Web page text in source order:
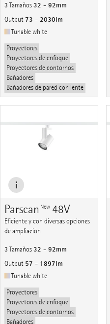
3 Tamaños32 - 92mm
Output 73 - 2030lm
Tunable white
Proyectores
Proyectores de enfoque
Proyectores de contornos
Bañadores
Bañadores de pared con lente
ParscanNew48V
Eficiente y con diversas opciones
de ampliación
3 Tamaños32 - 92mm
Output 57 - 1897lm
Tunable white
Proyectores
Proyectores de enfoque
Proyectores de contornos
Bañadores